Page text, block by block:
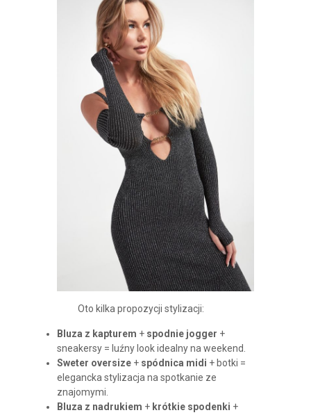
Oto kilka propozycji stylizacji:
Bluza z kapturem + spodnie jogger +
sneakersy = luźny look idealny na weekend.
Sweter oversize+ spódnica midi + botki =
elegancka stylizacja na spotkanie ze
znajomymi.
Bluza z nadrukiem + krótkie spodenki +